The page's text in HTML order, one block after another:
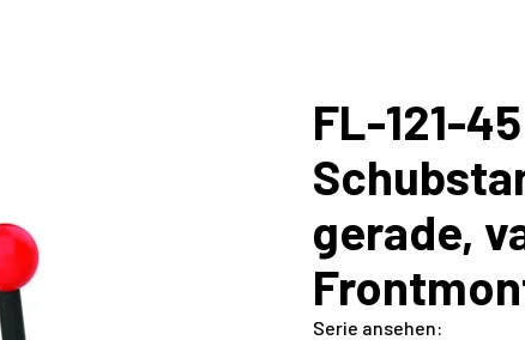
FL-121-45
gerade,
Serie ansehen: